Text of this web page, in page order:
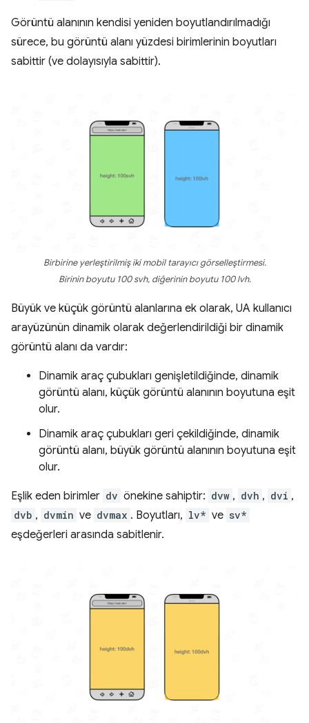
Görüntü alanının kendisi yeniden boyutlandırılmadığı
sürece, bu görüntü alanı yüzdesi birimlerinin boyutları
sabittir (ve dolayısıyla sabittir).
Birbirine yerleştirilmiş iki mobil tarayıcı görselleştirmesi.
Birinin boyutu 100 svh, diğerinin boyutu 100 lvh.
Büyük ve küçük görüntü alanlarına ek olarak, UA kullanıcı
arayüzünün dinamik olarak değerlendirildiği bir dinamik
görüntü alanı da vardır:
Dinamik araç çubukları genişletildiğinde, dinamik
görüntü alanı, küçük görüntü alanının boyutuna eşit
olur.
Dinamik araç çubukları geri çekildiğinde, dinamik
görüntü alanı, büyük görüntü alanının boyutuna eşit
olur.
Eşlik eden birimler dv önekine sahiptir: dvw , dvh , dvi ,
dvb , dvmin ve dvmax . Boyutları, lv* ve sv*
eşdeğerleri arasında sabitlenir.